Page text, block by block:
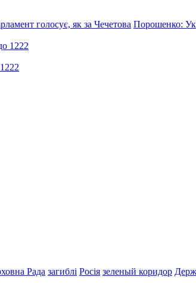
голосує, як за Чечетова Порошенко:
Рада загиблі Росія зеленый коридор